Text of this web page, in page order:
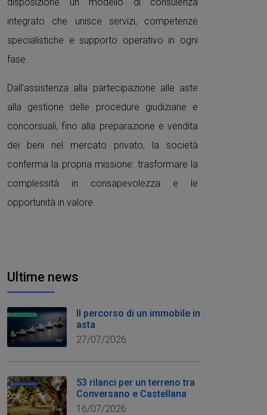
integrato che unisce servizi, competenze
specialistiche e supporto operativo in ogni
fase.
Dall'assistenza alla partecipazione alle aste
alla gestione delle procedure giudiziarie e
concorsuali, fino alla preparazione e vendita
dei beni nel mercato privato, la società
conferma la propria missione: trasformare la
complessità in consapevolezza e le
opportunità in valore.
Ultime news
Il percorso di un immobile in
asta
27/07/2026
53 rilanci per un terreno tra
Conversano e Castellana
16/07/2026